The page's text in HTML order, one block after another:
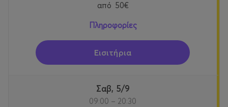
από 50€
Πληροφορίες
Εισιτήρια
Σαβ, 5/9
09:00 – 20:30